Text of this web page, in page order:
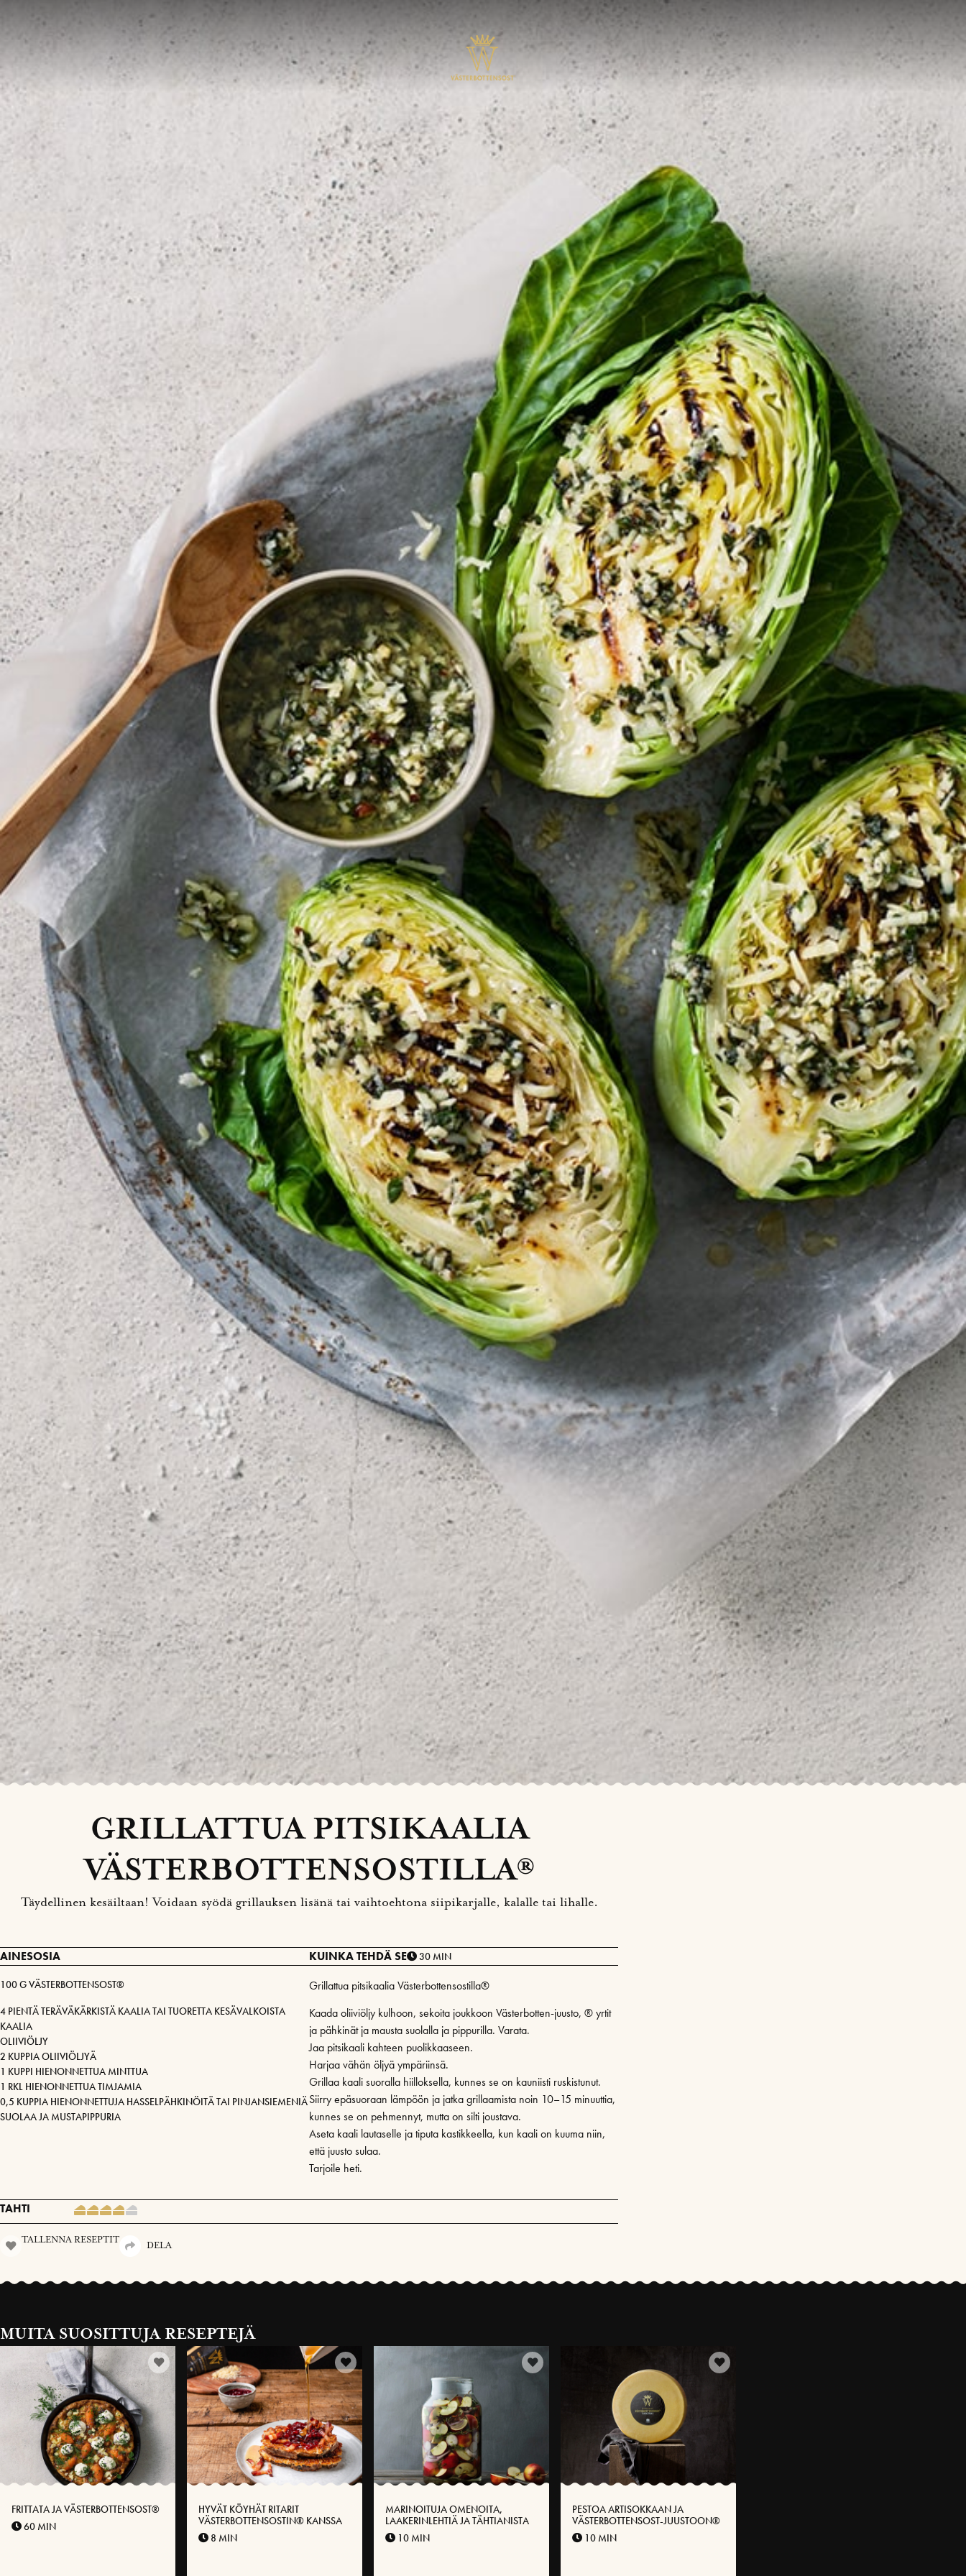
GRILLATTUA PITSIKAALIA
VÄSTERBOTTENSOSTILLA®
Täydellinen kesäiltaan! Voidaan syödä grillauksen lisänä tai vaihtoehtona siipikarjalle, kalalle tai lihalle.
AINESOSIA
100 G VÄSTERBOTTENSOST®
4 PIENTÄ TERÄVÄKÄRKISTÄ KAALIA TAI TUORETTA KESÄVALKOISTA
KAALIA
OLIIVIÖLJY
2 KUPPIA OLIIVIÖLJYÄ
1 KUPPI HIENONNETTUA MINTTUA
1 RKL HIENONNETTUA TIMJAMIA
0,5 KUPPIA HIENONNETTUJA HASSELPÄHKINÖITÄ TAI PINJANSIEMENIÄ
SUOLAA JA MUSTAPIPPURIA
KUINKA TEHDÄ SE 30 MIN
Grillattua pitsikaalia Västerbottensostilla®
Kaada oliiviöljy kulhoon, sekoita joukkoon Västerbotten-juusto, ® yrtit
ja pähkinät ja mausta suolalla ja pippurilla. Varata.
Jaa pitsikaali kahteen puolikkaaseen.
Harjaa vähän öljyä ympäriinsä.
Grillaa kaali suoralla hiilloksella, kunnes se on kauniisti ruskistunut.
Siirry epäsuoraan lämpöön ja jatka grillaamista noin 10–15 minuuttia,
kunnes se on pehmennyt, mutta on silti joustava.
Aseta kaali lautaselle ja tiputa kastikkeella, kun kaali on kuuma niin,
että juusto sulaa.
Tarjoile heti.
TAHTI
TALLENNA RESEPTIT
DELA
MUITA SUOSITTUJA RESEPTEJÄ
FRITTATA JA VÄSTERBOTTENSOST®
60 MIN
HYVÄT KÖYHÄT RITARIT
VÄSTERBOTTENSOSTIN® KANSSA
8 MIN
MARINOITUJA OMENOITA,
LAAKERINLEHTIÄ JA TÄHTIANISTA
10 MIN
PESTOA ARTISOKKAAN JA
VÄSTERBOTTENSOST-JUUSTOON®
10 MIN